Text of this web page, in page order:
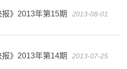
报》2013年第15期 2013-08-01
报》2013年第14期 2013-07-25